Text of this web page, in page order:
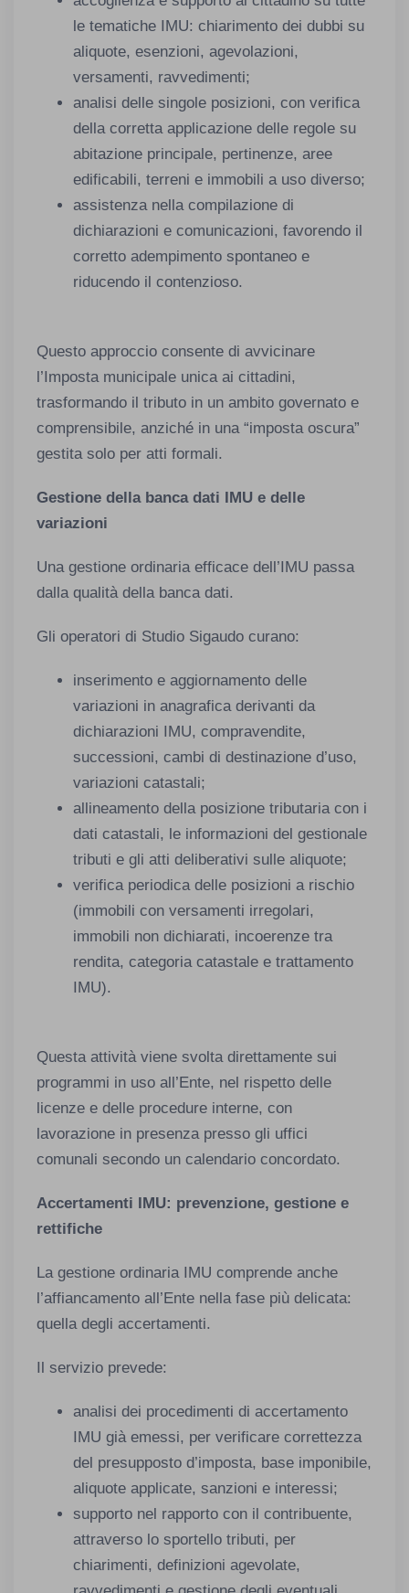
le tematiche IMU: chiarimento dei dubbi su
aliquote, esenzioni, agevolazioni,
versamenti, ravvedimenti;
analisi delle singole posizioni, con verifica
della corretta applicazione delle regole su
abitazione principale, pertinenze, aree
edificabili, terreni e immobili a uso diverso;
assistenza nella compilazione di
dichiarazioni e comunicazioni, favorendo il
corretto adempimento spontaneo e
riducendo il contenzioso.
Questo approccio consente di avvicinare
l’Imposta municipale unica ai cittadini,
trasformando il tributo in un ambito governato e
comprensibile, anziché in una “imposta oscura”
gestita solo per atti formali.
Gestione della banca dati IMU e delle
variazioni
Una gestione ordinaria efficace dell’IMU passa
dalla qualità della banca dati.
Gli operatori di Studio Sigaudo curano:
inserimento e aggiornamento delle
variazioni in anagrafica derivanti da
dichiarazioni IMU, compravendite,
successioni, cambi di destinazione d’uso,
variazioni catastali;
allineamento della posizione tributaria con i
dati catastali, le informazioni del gestionale
tributi e gli atti deliberativi sulle aliquote;
verifica periodica delle posizioni a rischio
(immobili con versamenti irregolari,
immobili non dichiarati, incoerenze tra
rendita, categoria catastale e trattamento
IMU).
Questa attività viene svolta direttamente sui
programmi in uso all’Ente, nel rispetto delle
licenze e delle procedure interne, con
lavorazione in presenza presso gli uffici
comunali secondo un calendario concordato.
Accertamenti IMU: prevenzione, gestione e
rettifiche
La gestione ordinaria IMU comprende anche
l’affiancamento all’Ente nella fase più delicata:
quella degli accertamenti.
Il servizio prevede:
analisi dei procedimenti di accertamento
IMU già emessi, per verificare correttezza
del presupposto d’imposta, base imponibile,
aliquote applicate, sanzioni e interessi;
supporto nel rapporto con il contribuente,
attraverso lo sportello tributi, per
chiarimenti, definizioni agevolate,